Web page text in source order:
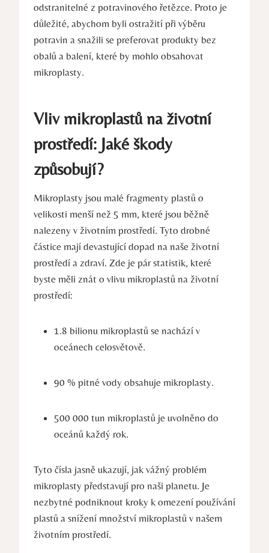
odstranitelné z potravinového řetězce. Proto je
důležité, abychom byli ostražití při výběru
potravin a snažili se preferovat produkty bez
obalů a balení, které by mohlo obsahovat
mikroplasty.
Vliv mikroplastů na životní
prostředí: Jaké škody
způsobují?
Mikroplasty jsou malé fragmenty plastů o
velikosti menší než 5 mm, které jsou běžně
nalezeny v životním prostředí. Tyto drobné
částice mají devastující dopad na naše životní
prostředí a zdraví. Zde je pár statistik, které
byste měli znát o vlivu mikroplastů na životní
prostředí:
1.8 bilionu mikroplastů se nachází v
oceánech celosvětově.
90 % pitné vody obsahuje mikroplasty.
500 000 tun mikroplastů je uvolněno do
oceánů každý rok.
Tyto čísla jasně ukazují, jak vážný problém
mikroplasty představují pro naši planetu. Je
nezbytné podniknout kroky k omezení používání
plastů a snížení množství mikroplastů v našem
životním prostředí.